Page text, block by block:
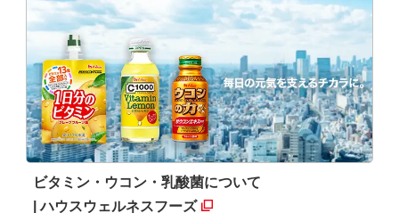
ビタミン・ウコン・乳酸菌について
| ハウスウェルネスフーズ